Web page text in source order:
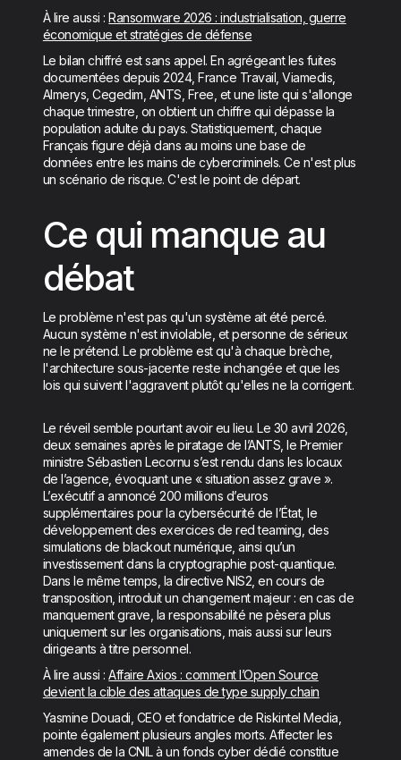
À lire aussi : Ransomware 2026 : industrialisation, guerre
économique et stratégies de défense
Le bilan chiffré est sans appel. En agrégeant les fuites
documentées depuis 2024, France Travail, Viamedis,
Almerys, Cegedim, ANTS, Free, et une liste qui s'allonge
chaque trimestre, on obtient un chiffre qui dépasse la
population adulte du pays. Statistiquement, chaque
Français figure déjà dans au moins une base de
données entre les mains de cybercriminels. Ce n'est plus
un scénario de risque. C'est le point de départ.
Ce qui manque au
débat
Le problème n'est pas qu'un système ait été percé.
Aucun système n'est inviolable, et personne de sérieux
ne le prétend. Le problème est qu'à chaque brèche,
l'architecture sous-jacente reste inchangée et que les
lois qui suivent l'aggravent plutôt qu'elles ne la corrigent.
Le réveil semble pourtant avoir eu lieu. Le 30 avril 2026,
deux semaines après le piratage de l’ANTS, le Premier
ministre Sébastien Lecornu s’est rendu dans les locaux
de l’agence, évoquant une « situation assez grave ».
L’exécutif a annoncé 200 millions d’euros
supplémentaires pour la cybersécurité de l’État, le
développement des exercices de red teaming, des
simulations de blackout numérique, ainsi qu’un
investissement dans la cryptographie post-quantique.
Dans le même temps, la directive NIS2, en cours de
transposition, introduit un changement majeur : en cas de
manquement grave, la responsabilité ne pèsera plus
uniquement sur les organisations, mais aussi sur leurs
dirigeants à titre personnel.
À lire aussi :Affaire Axios : comment l’Open Source
devient la cible des attaques de type supply chain
Yasmine Douadi, CEO et fondatrice de Riskintel Media,
pointe également plusieurs angles morts. Affecter les
amendes de la CNIL à un fonds cyber dédié constitue